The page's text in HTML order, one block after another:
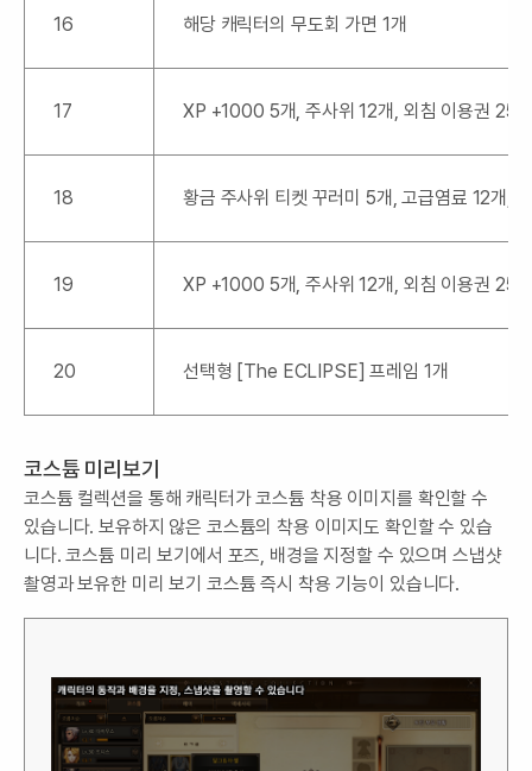
16 해당 캐릭터의 무도회 가면 1개
17 XP +1000 5개, 주사위 12개, 외침 이용권 25개
18 황금 주사위 티켓 꾸러미 5개, 고급염료 12개,
19 XP +1000 5개, 주사위 12개, 외침 이용권 25개
20 선택형 [The ECLIPSE] 프레임 1개
코스튬 미리보기
코스튬 컬렉션을 통해 캐릭터가 코스튬 착용 이미지를 확인할 수
있습니다. 보유하지 않은 코스튬의 착용 이미지도 확인할 수 있습
니다. 코스튬 미리 보기에서 포즈, 배경을 지정할 수 있으며 스냅샷
촬영과 보유한 미리 보기 코스튬 즉시 착용 기능이 있습니다.